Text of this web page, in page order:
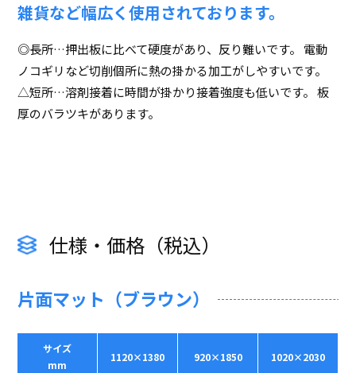
雑貨など幅広く使用されております。
◎長所…押出板に比べて硬度があり、反り難いです。 電動
ノコギリなど切削個所に熱の掛かる加工がしやすいです。
△短所…溶剤接着に時間が掛かり接着強度も低いです。 板
厚のバラツキがあります。
仕様・価格（税込）
片面マット（ブラウン）
サイズ
mm
1120×1380 920×1850 1020×2030